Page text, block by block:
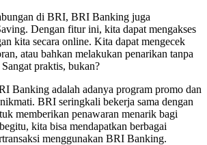
di BRI, BRI Banking juga
Dengan fitur ini, kita dapat mengakses
kita secara online. Kita dapat mengecek
atau bahkan melakukan penarikan tanpa
praktis, bukan?
Banking adalah adanya program promo dan
BRI seringkali bekerja sama dengan
memberikan penawaran menarik bagi
kita bisa mendapatkan berbagai
menggunakan BRI Banking.